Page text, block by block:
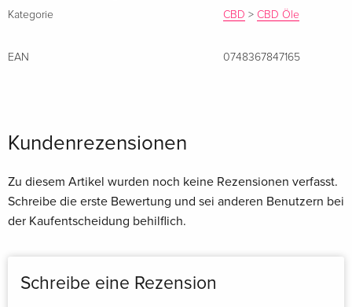
Mildes Aroma: Bio-Sonnenblumenöl sorgt für einen
Ohne künstliche Zusatzstoffe: Keine Farb-, Aroma- oder
Dieses THC-freie Bio-Hanföl überzeugt durch:
6% CBD-Konzentration – Sanft & optimal dosierbar.
Perfekt für Alltag & Beruf – Keine psychoaktive Wirkung.
Angenehmer Geschmack – Natürlich durch Bio-
Kundenerfahrungen mit CBD Öl 6% – THC-frei
Kategorie
CBD > CBD Öle
EAN 0748367847165
Kundenrezensionen
Zu diesem Artikel wurden noch keine Rezensionen verfasst.
Schreibe die erste Bewertung und sei anderen Benutzern bei
der Kaufentscheidung behilflich.
Schreibe eine Rezension